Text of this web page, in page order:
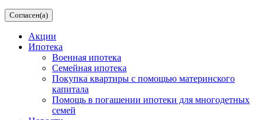
Согласен(а)
Акции
Ипотека
Военная ипотека
Семейная ипотека
Покупка квартиры с помощью материнского
капитала
Помощь в погашении ипотеки для многодетных
семей